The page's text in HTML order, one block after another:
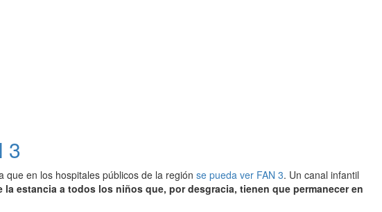
3
en los hospitales públicos de la región se pueda ver FAN 3. Un canal infantil
la estancia a todos los niños que, por desgracia, tienen que permanecer en